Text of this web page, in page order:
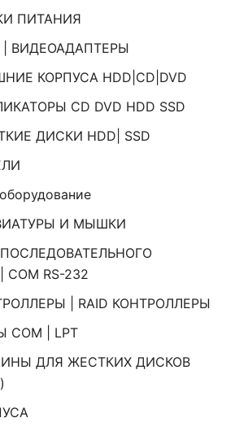
ПИТАНИЯ
ВИДЕОАДАПТЕРЫ
КОРПУСА HDD|CD|DVD
CD DVD HDD SSD
ДИСКИ HDD| SSD
И МЫШКИ
RS-232
| RAID КОНТРОЛЛЕРЫ
COM | LPT
ДЛЯ ЖЕСТКИХ ДИСКОВ